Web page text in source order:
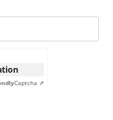
Captcha ⇗